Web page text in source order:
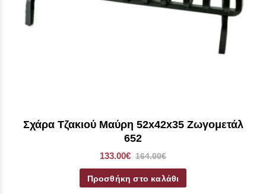
Σχάρα Τζακιού Μαύρη 52x42x35 Ζωγομετάλ
652
133.00€ 164.00€
Προσθήκη στο καλάθι